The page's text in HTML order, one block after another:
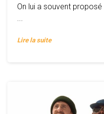
On lui a souvent
...
Lire la suite